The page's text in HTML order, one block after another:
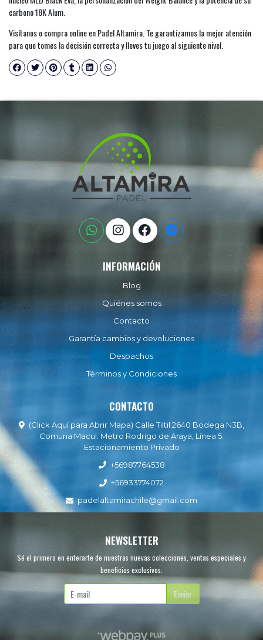
carbono 18K Alum.
Visítanos o compra online en Padel Altamira. Te garantizamos la mejor atención
para que tomes la decisión correcta y lleves tu juego al siguiente nivel.
INFORMACIÓN
Blog
Quiénes somos
Contacto
Garantía cambios y devoluciones
Despachos
Términos y Condiciones
CONTACTO
(Click Aquí para Abrir Mapa) Calle Tiltil 2640 Bodega N3B,
Comuna Macul. Metro Rodrigo de Araya, Línea 5.
Estacionamiento Privado
+56987764538
+56933774072
padelaltamirachile@gmail.com
NEWSLETTER
Sé el primero en enterarte de nuestras nuevas colecciones, ventas especiales y
beneficios exclusivos.
Enviar